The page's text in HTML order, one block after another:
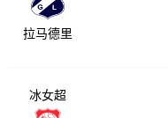
拉马德里
冰女超